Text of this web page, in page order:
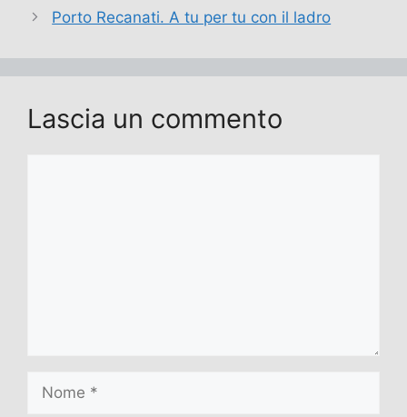
Porto Recanati. A tu per tu con il ladro
Lascia un commento